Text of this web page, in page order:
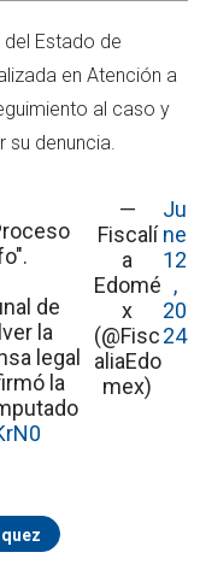
Estado de
en Atención a
al caso y
su denuncia.
de
la
legal
la
—
Fiscalí
a
Edomé
x
(@Fisc
aliaEdo
mex)
Ju
ne
12
,
20
24